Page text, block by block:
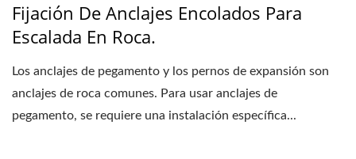
Fijación De Anclajes Encolados Para
Escalada En Roca.
Los anclajes de pegamento y los pernos de expansión son
anclajes de roca comunes. Para usar anclajes de
pegamento, se requiere una instalación específica...